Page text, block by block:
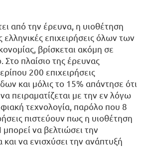
από την έρευνα, η υιοθέτηση
ελληνικές επιχειρήσεις όλων των
βρίσκεται ακόμη σε
Στο πλαίσιο της έρευνας
200 επιχειρήσεις
και μόλις το 15% απάντησε ότι
να πειραματίζεται με την εν λόγω
τεχνολογία, παρόλο που 8
πιστεύουν πως η υιοθέτηση
να βελτιώσει την
και να ενισχύσει την ανάπτυξή